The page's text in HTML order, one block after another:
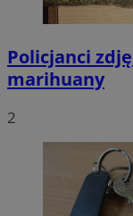
Policjanci
marihuany
2